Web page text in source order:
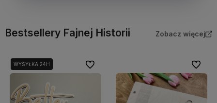
Bestsellery Fajnej Historii Zobacz więcej
WYSYŁKA 24H Do ulubionych Do